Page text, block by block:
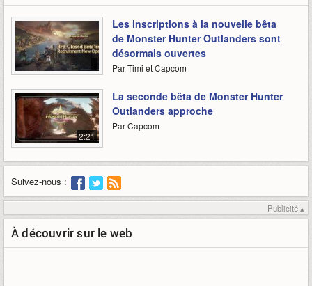
-
Les inscriptions à la nouvelle bêta
de Monster Hunter Outlanders sont
désormais ouvertes
Par Timi et Capcom
2:21
La seconde bêta de Monster Hunter
Outlanders approche
Par Capcom
Suivez-nous :
Publicité ▴
À découvrir sur le web